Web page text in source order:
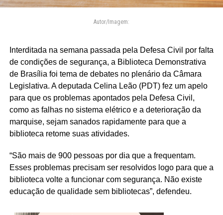
Autor/Imagem:
Interditada na semana passada pela Defesa Civil por falta
de condições de segurança, a Biblioteca Demonstrativa
de Brasília foi tema de debates no plenário da Câmara
Legislativa. A deputada Celina Leão (PDT) fez um apelo
para que os problemas apontados pela Defesa Civil,
como as falhas no sistema elétrico e a deterioração da
marquise, sejam sanados rapidamente para que a
biblioteca retome suas atividades.
“São mais de 900 pessoas por dia que a frequentam.
Esses problemas precisam ser resolvidos logo para que a
biblioteca volte a funcionar com segurança. Não existe
educação de qualidade sem bibliotecas”, defendeu.